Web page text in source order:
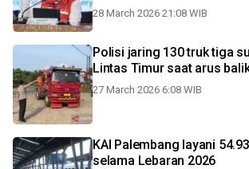
28 March 2026 21:08 WIB
Polisi jaring 130 truk tiga
Lintas Timur saat arus
27 March 2026 6:08 WIB
KAI Palembang layani
selama Lebaran 2026